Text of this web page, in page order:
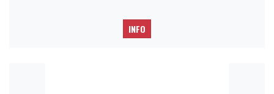
INFO